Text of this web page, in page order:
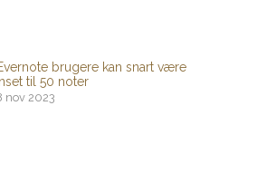
brugere kan snart være
til 50 noter
nov 2023